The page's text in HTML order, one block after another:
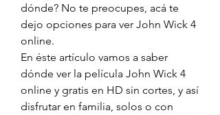
dónde? No te preocupes, acá te
dejo opciones para ver John Wick 4
online.
En éste artículo vamos a saber
dónde ver la película John Wick 4
online y gratis en HD sin cortes, y así
disfrutar en familia, solos o con